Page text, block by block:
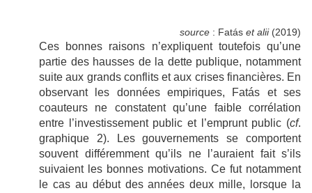
source : Fatás et alii(2019)
Ces bonnes raisons n’expliquent toutefois qu’une
partie des hausses de la dette publique, notamment
suite aux grands conflits et aux crises financières. En
observant les données empiriques, Fatás et ses
coauteurs ne constatent qu’une faible corrélation
entre l’investissement public et l’emprunt public (cf.
graphique 2). Les gouvernements se comportent
souvent différemment qu’ils ne l’auraient fait s’ils
suivaient les bonnes motivations. Ce fut notamment
le cas au début des années deux mille, lorsque la